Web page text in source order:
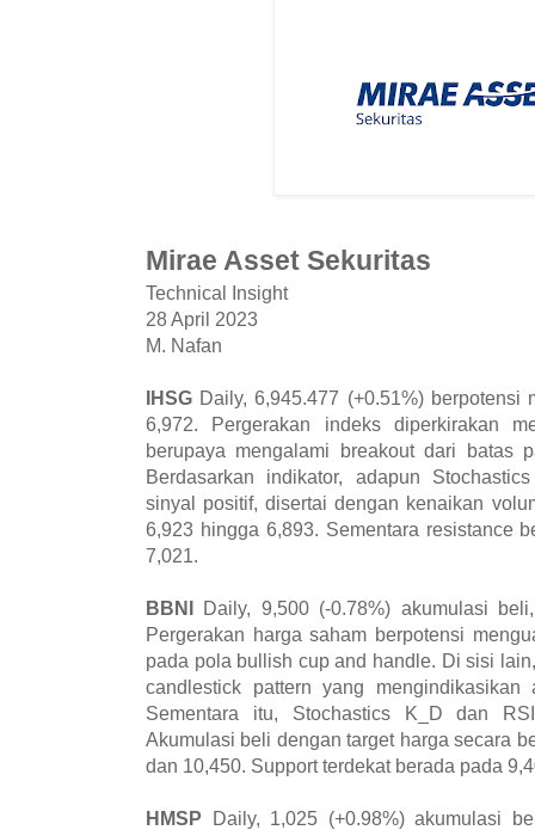
Mirae Asset Sekuritas
Technical Insight
28 April 2023
M. Nafan
IHSG Daily, 6,945.477 (+0.51%) berpotensi
6,972. Pergerakan indeks diperkirakan
berupaya mengalami breakout dari batas
Berdasarkan indikator, adapun
sinyal positif, disertai dengan kenaikan
6,923 hingga 6,893. Sementara resistance
7,021.
BBNI Daily, 9,500 (-0.78%) akumulasi
Pergerakan harga saham berpotensi
pada pola bullish cup and handle. Di sisi
candlestick pattern yang
Sementara itu, Stochastics K_D dan
Akumulasi beli dengan target harga secara
dan 10,450. Support terdekat berada pada
HMSP
Daily, 1,025 (+0.98%) akumulasi